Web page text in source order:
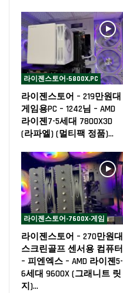
라이젠스토어-5800X,PC
라이젠스토어 – 219만원대
게임용PC – 1242님 – AMD
라이젠7-5세대 7800X3D
(라파엘) (멀티팩 정품)…
라이젠스토어-7600X-게임
라이젠스토어 – 270만원대
스크린골프 센서용 컴퓨터
– 피엔엑스 – AMD 라이젠5-
6세대 9600X (그래니트 릿
지)…